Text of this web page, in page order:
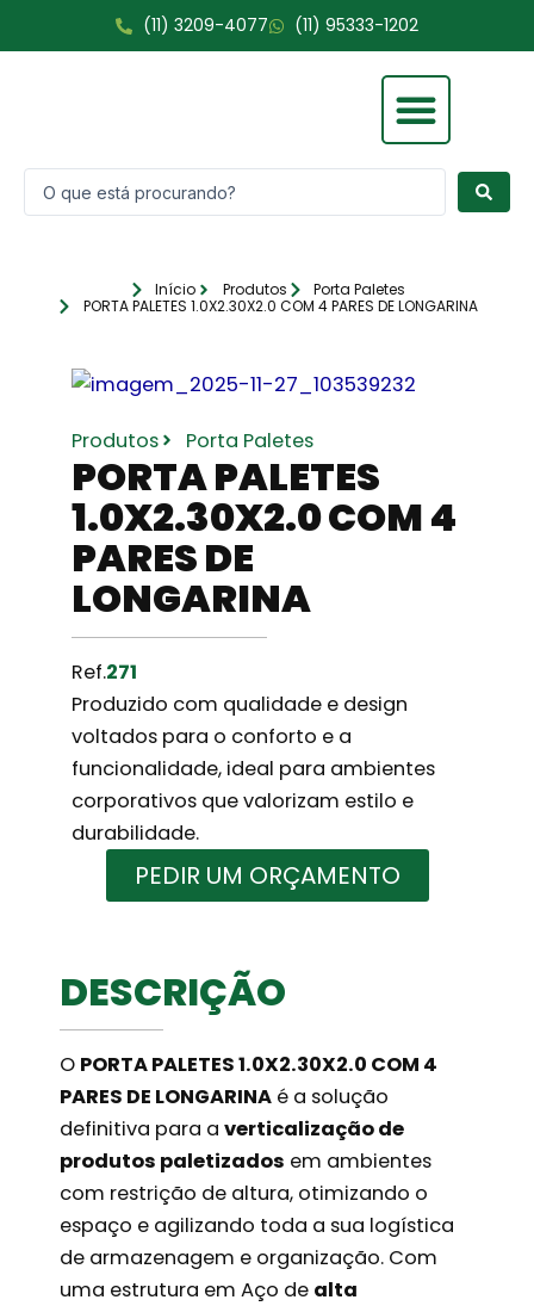
para
(11) 3209-4077 (11) 95333-1202
Início Produtos
Porta Paletes
PORTA PALETES 1.0X2.30X2.0 COM 4 PARES DE LONGARINA
Produtos Porta Paletes
PORTA PALETES
1.0X2.30X2.0 COM 4
PARES DE
LONGARINA
Ref.271
Produzido com qualidade e design
voltados para o conforto e a
funcionalidade, ideal para ambientes
corporativos que valorizam estilo e
durabilidade.
PEDIR UM ORÇAMENTO
DESCRIÇÃO
O PORTA PALETES 1.0X2.30X2.0 COM 4
PARES DE LONGARINA é a solução
definitiva para averticalização de
produtos paletizados em ambientes
com restrição de altura, otimizando o
espaço e agilizando toda a sua logística
de armazenagem e organização. Com
uma estrutura em Aço de alta